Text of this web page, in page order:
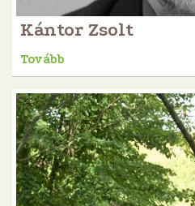
Kántor Zsolt
Tovább